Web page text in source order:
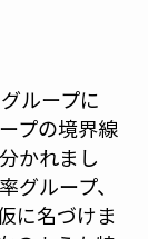
ループに
プの境界線
かれまし
グループ、
に名づけま